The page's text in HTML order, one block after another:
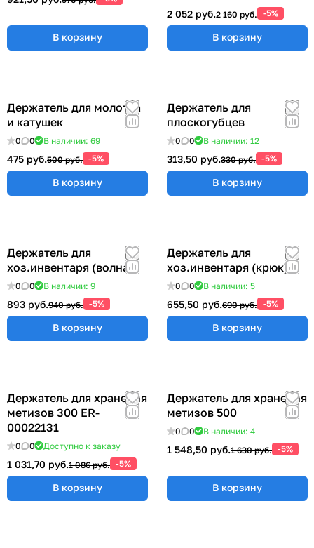
В корзину
2 052 руб.2 160 руб. -5%
В корзину
Держатель для молотка
и катушек
0 0 В наличии: 69
475 руб.500 руб. -5%
В корзину
Держатель для
плоскогубцев
0 0 В наличии: 12
313,50 руб.330 руб. -5%
В корзину
Держатель для
хоз.инвентаря (волна)
0 0 В наличии: 9
893 руб.940 руб. -5%
В корзину
Держатель для
хоз.инвентаря (крюк)
0 0 В наличии: 5
655,50 руб.690 руб. -5%
В корзину
Держатель для хранения
метизов 300 ER-
00022131
0 0 Доступно к заказу
1 031,70 руб.1 086 руб. -5%
В корзину
Держатель для хранения
метизов 500
0 0 В наличии: 4
1 548,50 руб.1 630 руб. -5%
В корзину